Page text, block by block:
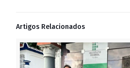
Artigos Relacionados